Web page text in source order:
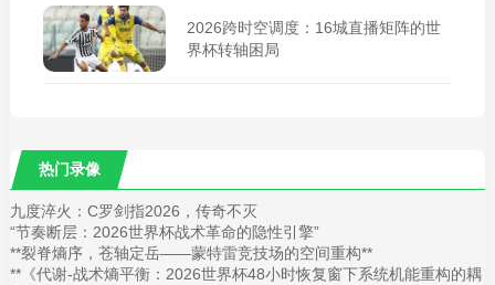
2026跨时空调度：16城直播矩阵的世
界杯转轴困局
热门录像
九度淬火：C罗剑指2026，传奇不灭
“节奏断层：2026世界杯战术革命的隐性引擎”
**裂脊熵序，苍轴定岳——蒙特雷竞技场的空间重构**
**《代谢-战术熵平衡：2026世界杯48小时恢复窗下系统机能重构的耦